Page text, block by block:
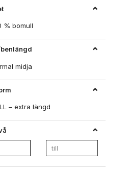
% bomull
midja
– extra längd